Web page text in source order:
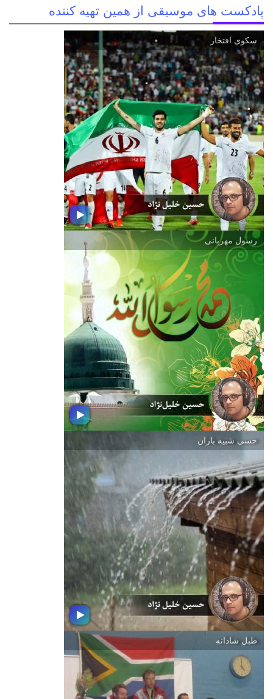
فرمان عشق
دل سفر كن در منا و عید قربان را ببین
چشمه‌های نور و شور آن بیابان را ببین دیو
نفس از پا درافكن، سنگ بر شیطان بزن
هم شكست نفس را، هم مرگ شیطان را
ببین
پادکست های موسیقی از همین تهیه کننده
سكوی افتخار
سكوی افتخار
شما را به شنیدن مجموعه ای از موسیقی
ورزشی دعوت می كنیم
رسول مهربانی
رسول مهربانی
در شادباش ولادت باسعادت رسول اكرم
(ص) ؛ شنونده این بسته موسیقی باشید
حسی شبیه باران
طبل شادانه